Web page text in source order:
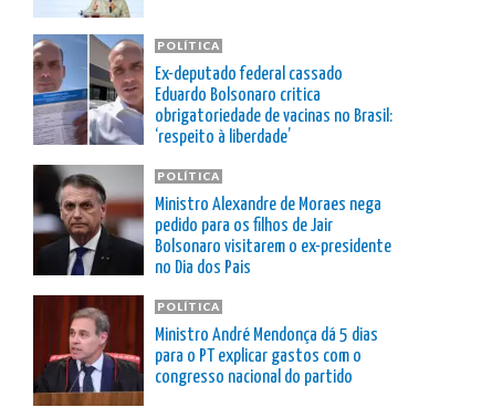
POLÍTICA
Ex-deputado federal cassado
Eduardo Bolsonaro critica
obrigatoriedade de vacinas no Brasil:
‘respeito à liberdade’
POLÍTICA
Ministro Alexandre de Moraes nega
pedido para os filhos de Jair
Bolsonaro visitarem o ex-presidente
no Dia dos Pais
POLÍTICA
Ministro André Mendonça dá 5 dias
para o PT explicar gastos com o
congresso nacional do partido